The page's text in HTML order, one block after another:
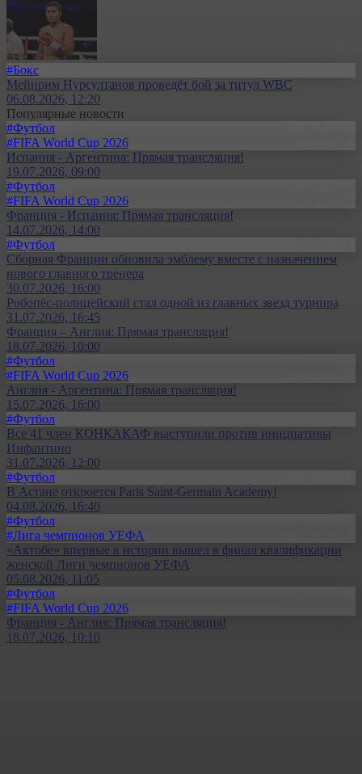
#Бокс
Мейирим Нурсултанов проведёт бой за титул WBC
06.08.2026, 12:20
Популярные новости
#Футбол
#FIFA World Cup 2026
Испания - Аргентина: Прямая трансляция!
19.07.2026, 09:00
#Футбол
#FIFA World Cup 2026
Франция - Испания: Прямая трансляция!
14.07.2026, 14:00
#Футбол
Сборная Франции обновила эмблему вместе с назначением
нового главного тренера
30.07.2026, 16:00
Робопёс-полицейский стал одной из главных звезд турнира
31.07.2026, 16:45
Франция – Англия: Прямая трансляция!
18.07.2026, 10:00
#Футбол
#FIFA World Cup 2026
Англия - Аргентина: Прямая трансляция!
15.07.2026, 16:00
#Футбол
Все 41 член КОНКАКАФ выступили против инициативы
Инфантино
31.07.2026, 12:00
#Футбол
В Астане откроется Paris Saint-Germain Academy!
04.08.2026, 16:40
#Футбол
#Лига чемпионов УЕФА
«Актобе» впервые в истории вышел в финал квалификации
женской Лиги чемпионов УЕФА
05.08.2026, 11:05
#Футбол
#FIFA World Cup 2026
Франция - Англия: Прямая трансляция!
18.07.2026, 10:10